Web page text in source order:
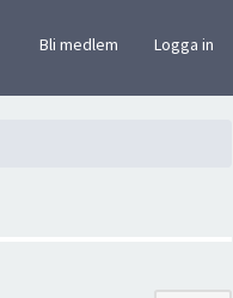
Bli medlem Logga in